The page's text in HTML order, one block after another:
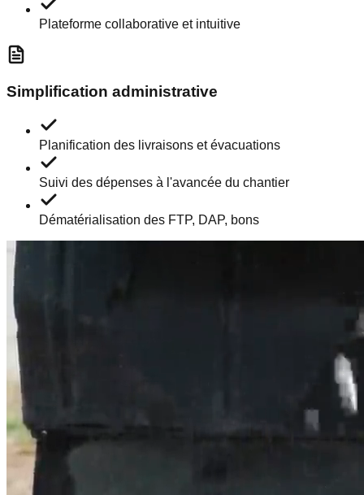
Plateforme collaborative et intuitive
Simplification administrative
Planification des livraisons et évacuations
Suivi des dépenses à l'avancée du chantier
Dématérialisation des FTP, DAP, bons